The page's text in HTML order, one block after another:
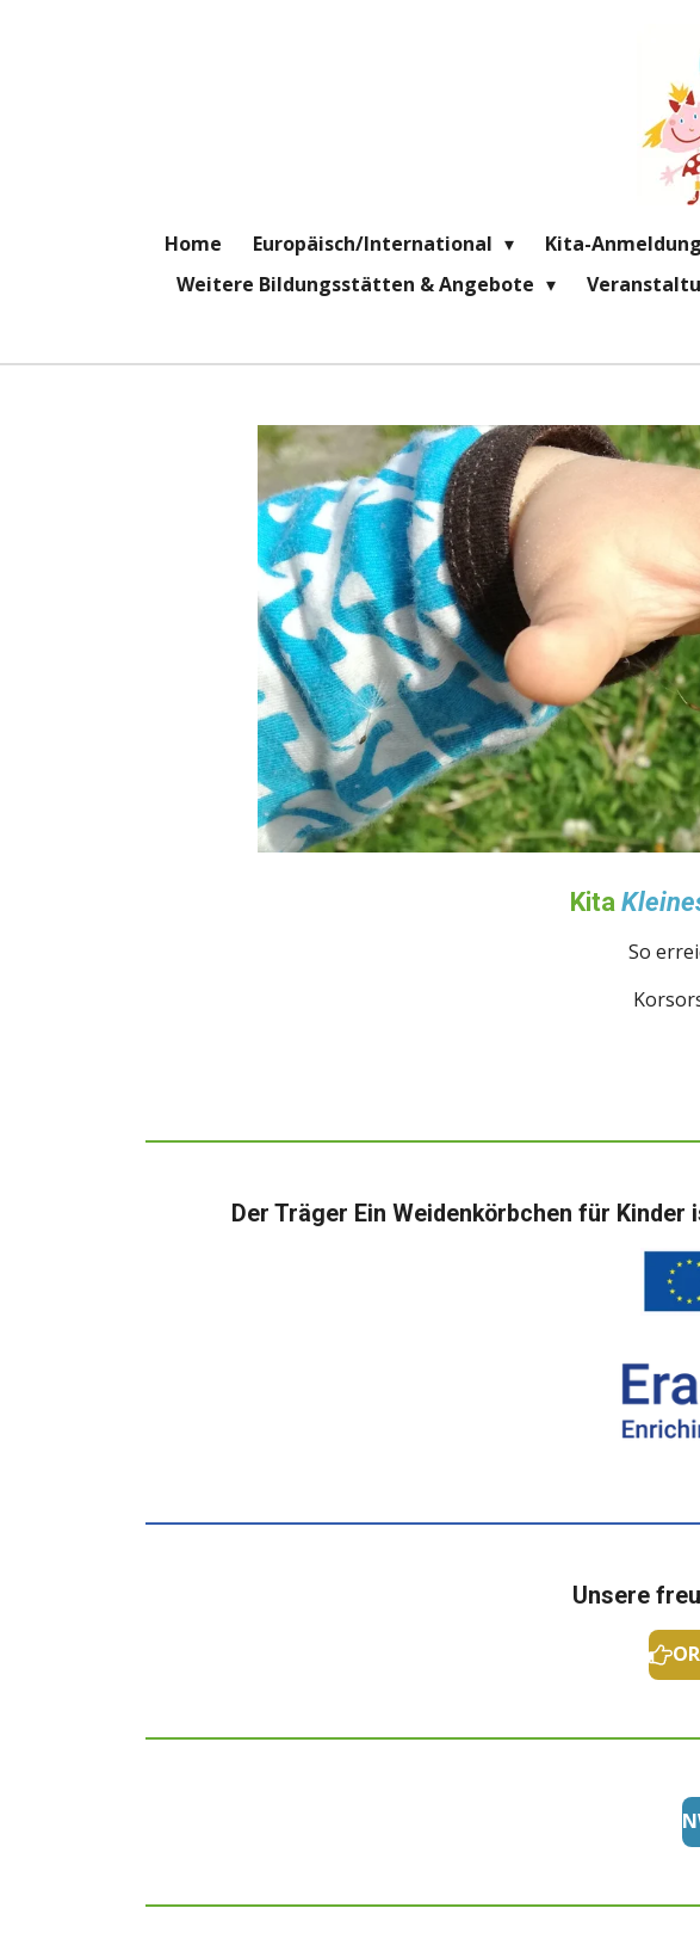
Home Europäisch/International Kita-Anmeldung
Weitere Bildungsstätten & Angebote
Kita
So
Der Träger Ein Weidenkörbchen für
Unsere